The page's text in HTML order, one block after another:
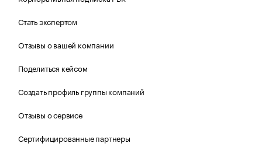
Стать экспертом
Отзывы о вашей компании
Поделиться кейсом
Создать профиль группы компаний
Отзывы о сервисе
Сертифицированные партнеры